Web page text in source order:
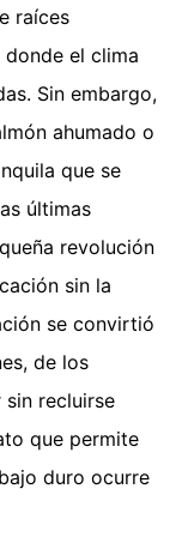
raíces
el clima
Sin embargo,
ahumado o
que se
últimas
revolución
sin la
se convirtió
de los
sin recluirse
que permite
duro ocurre